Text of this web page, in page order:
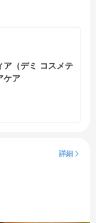
ア（デミ コスメテ
ケア
詳細